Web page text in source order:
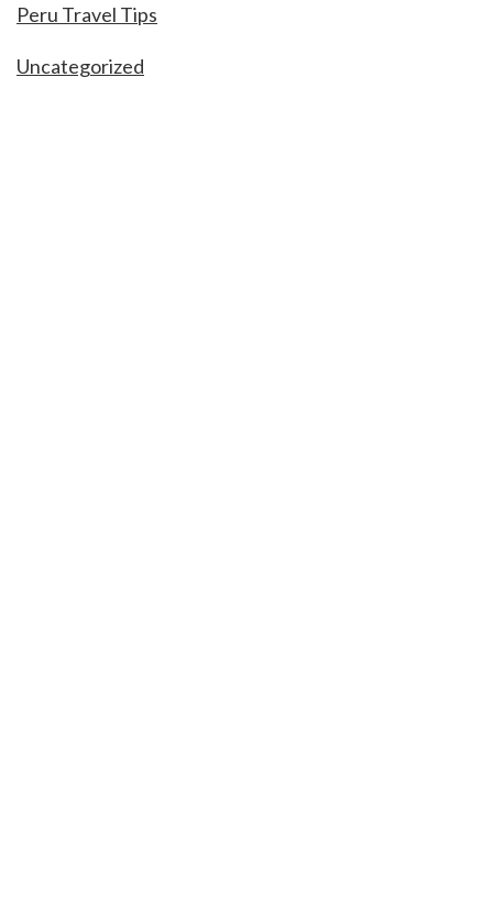
Peru Travel Tips
Uncategorized